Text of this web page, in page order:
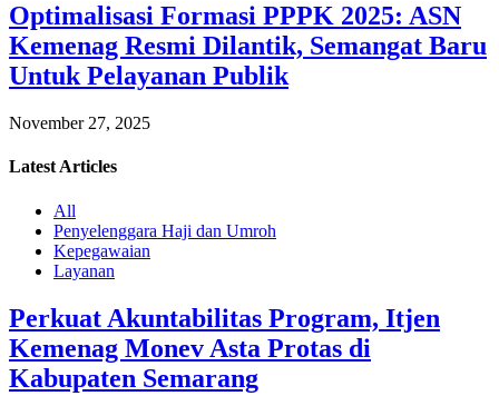
Optimalisasi Formasi PPPK 2025: ASN
Kemenag Resmi Dilantik, Semangat Baru
Untuk Pelayanan Publik
November 27, 2025
Latest Articles
All
Penyelenggara Haji dan Umroh
Kepegawaian
Layanan
Perkuat Akuntabilitas Program, Itjen
Kemenag Monev Asta Protas di
Kabupaten Semarang